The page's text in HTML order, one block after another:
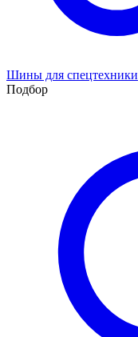
Шины для спецтехники
Подбор